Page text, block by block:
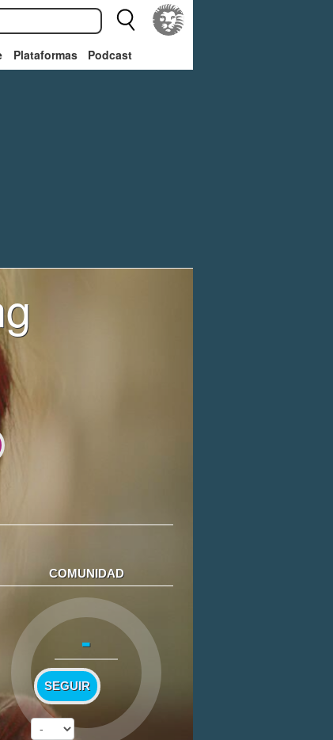
Plataformas Podcast
COMUNIDAD
-
SEGUIR